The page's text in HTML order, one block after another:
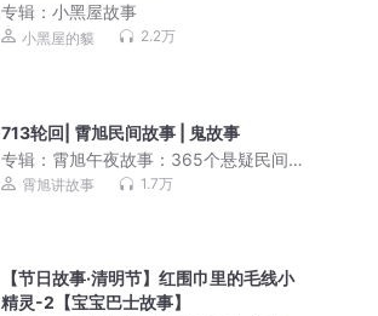
专辑：小黑屋故事
小黑屋的貘 2.2万
713轮回| 霄旭民间故事 | 鬼故事
专辑： 霄旭午夜故事：365个悬疑民间
故事 | 鬼故事 恐怖故事
霄旭讲故事 1.7万
【节日故事·清明节】红围巾里的毛线小
精灵-2【宝宝巴士故事】